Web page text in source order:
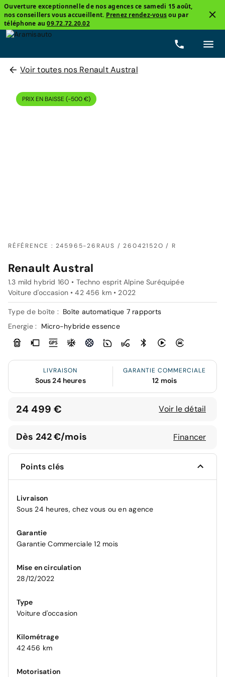
Ouverture exceptionnelle de nos agences ce samedi 15 août,
nos conseillers vous accueillent. Prenez rendez-vousou par
téléphone au09.72.72.20.02
Voir toutes nos Renault Austral
PRIX EN BAISSE (-500 €)
RÉFÉRENCE : 245965-26RAUS / 26042152O / R
Renault Austral
1.3 mild hybrid 160 • Techno esprit Alpine Suréquipée
Voiture d'occasion • 42 456 km • 2022
Type de boîte : Boîte automatique 7 rapports
Energie :
Micro-hybride essence
LIVRAISON
Sous 24 heures
GARANTIE COMMERCIALE
12 mois
24 499 € Voir le détail
Dès 242 €/mois Financer
Points clés
Livraison
Sous 24 heures, chez vous ou en agence
Garantie
Garantie Commerciale 12 mois
Mise en circulation
28/12/2022
Type
Voiture d'occasion
Kilométrage
42 456 km
Motorisation